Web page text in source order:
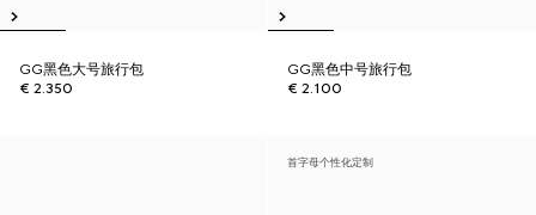
GG黑色大号旅行包
€ 2.350
GG黑色中号旅行包
€ 2.100
首字母个性化定制